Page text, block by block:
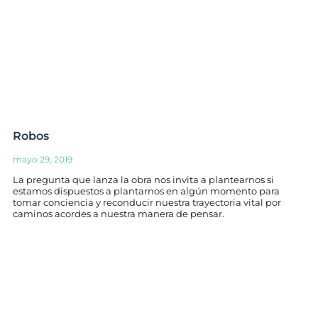
Robos
mayo 29, 2019
La pregunta que lanza la obra nos invita a plantearnos si
estamos dispuestos a plantarnos en algún momento para
tomar conciencia y reconducir nuestra trayectoria vital por
caminos acordes a nuestra manera de pensar.